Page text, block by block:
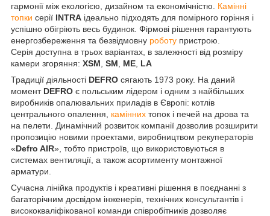
гармонії між екологією, дизайном та економічністю. Камінні
топки серії INTRA ідеально підходять для помірного горіння і
успішно обігріють весь будинок. Фірмові рішення гарантують
енергозбереження та безвідмовну роботу пристрою.
Серія доступна в трьох варіантах, в залежності від розміру
камери згоряння: XSM SM ME LA
Традиції діяльності DEFRO сягають 1973 року. На даний
момент DEFRO є польським лідером і одним з найбільших
виробників опалювальних приладів в Європі: котлів
центрального опалення, камінних топок і печей на дрова та
на пелети. Динамічний розвиток компанії дозволив розширити
пропозицію новими проектами, виробництвом рекуператорів
«Defro AIR», тобто пристроїв, що використовуються в
системах вентиляції, а також асортименту монтажної
арматури.
Сучасна лінійка продуктів і креативні рішення в поєднанні з
багаторічним досвідом інженерів, технічних консультантів і
висококваліфікованої команди співробітників дозволяє